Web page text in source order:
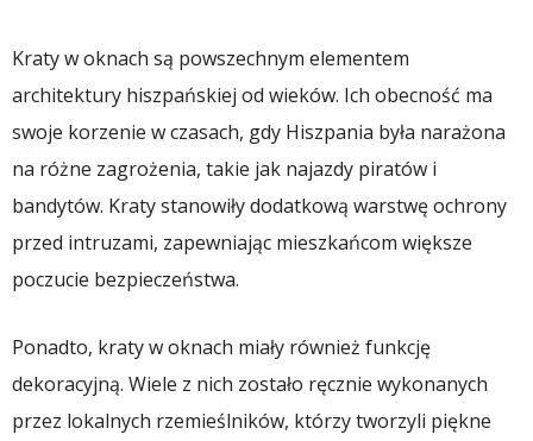
Kraty w oknach są powszechnym elementem
architektury hiszpańskiej od wieków. Ich obecność ma
swoje korzenie w czasach, gdy Hiszpania była narażona
na różne zagrożenia, takie jak najazdy piratów i
bandytów. Kraty stanowiły dodatkową warstwę ochrony
przed intruzami, zapewniając mieszkańcom większe
poczucie bezpieczeństwa.
Ponadto, kraty w oknach miały również funkcję
dekoracyjną. Wiele z nich zostało ręcznie wykonanych
przez lokalnych rzemieślników, którzy tworzyli piękne